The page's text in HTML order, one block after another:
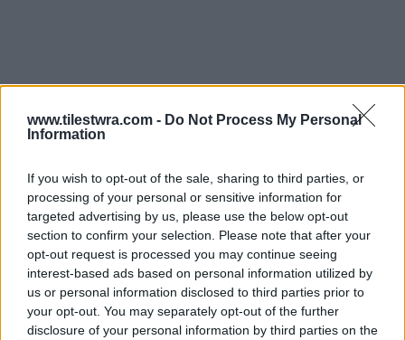
www.tilestwra.com - Do Not Process My Personal
Information
If you wish to opt-out of the sale, sharing to third parties, or
processing of your personal or sensitive information for
targeted advertising by us, please use the below opt-out
section to confirm your selection. Please note that after your
opt-out request is processed you may continue seeing
interest-based ads based on personal information utilized by
us or personal information disclosed to third parties prior to
your opt-out. You may separately opt-out of the further
disclosure of your personal information by third parties on the
Η κάτω μεριά:Εκεί που υπάρχει η
παρουσία της αστυνομίας.
Η πάνω μεριά: Εκεί που, σύμφωνα με τον